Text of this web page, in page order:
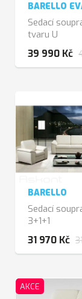
BARELLO
Sedací
tvaru U
39 990 Kč
BARELLO
Sedací
3+1+1
31 970 Kč
AKCE